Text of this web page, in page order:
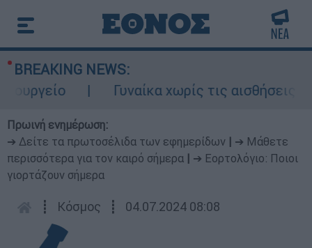
BREAKING NEWS:
Γυναίκα χωρίς τις αισθήσεις
Πρωινή ενημέρωση:
➔ Δείτε τα πρωτοσέλιδα των εφημερίδων
➔ Μάθετε
περισσότερα για τον καιρό σήμερα
➔ Εορτολόγιο: Ποιοι
γιορτάζουν σήμερα
┋ Κόσμος ┋ 04.07.2024 08:08